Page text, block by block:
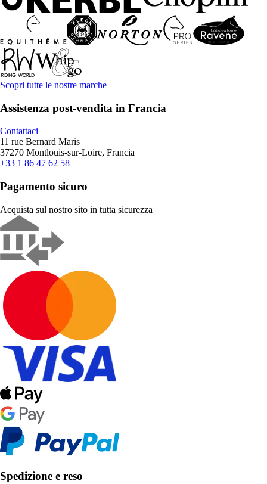
Scopri tutte le nostre marche
Assistenza post-vendita in Francia
Contattaci
11 rue Bernard Maris
37270 Montlouis-sur-Loire, Francia
+33 1 86 47 62 58
Pagamento sicuro
Acquista sul nostro sito in tutta sicurezza
Spedizione e reso